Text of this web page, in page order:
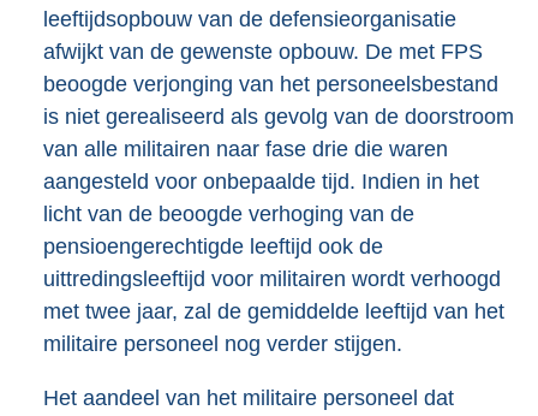
leeftijdsopbouw van de defensieorganisatie
afwijkt van de gewenste opbouw. De met FPS
beoogde verjonging van het personeelsbestand
is niet gerealiseerd als gevolg van de doorstroom
van alle militairen naar fase drie die waren
aangesteld voor onbepaalde tijd. Indien in het
licht van de beoogde verhoging van de
pensioengerechtigde leeftijd ook de
uittredingsleeftijd voor militairen wordt verhoogd
met twee jaar, zal de gemiddelde leeftijd van het
militaire personeel nog verder stijgen.
Het aandeel van het militaire personeel dat